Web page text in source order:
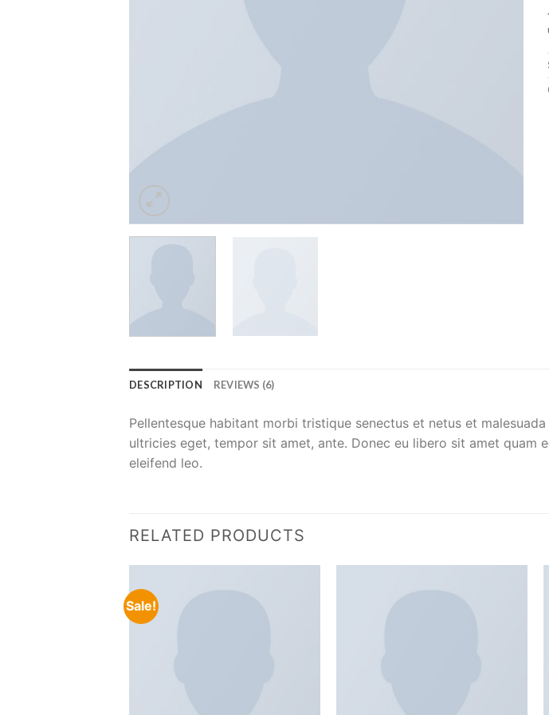
DESCRIPTION REVIEWS (6)
Pellentesque habitant morbi tristique senectus et netus et
ultricies eget, tempor sit amet, ante. Donec eu libero sit amet quam
eleifend leo.
RELATED PRODUCTS
Sale!